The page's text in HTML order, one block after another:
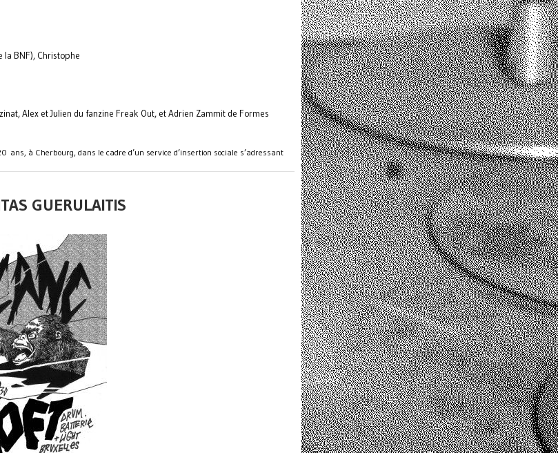
BNF), Christophe
Alex et Julien du fanzine Freak Out, et Adrien Zammit de Formes
à Cherbourg, dans le cadre d’un service d’insertion sociale s’adressant
GUERULAITIS